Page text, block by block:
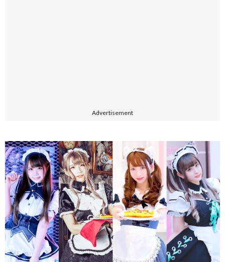
Advertisement